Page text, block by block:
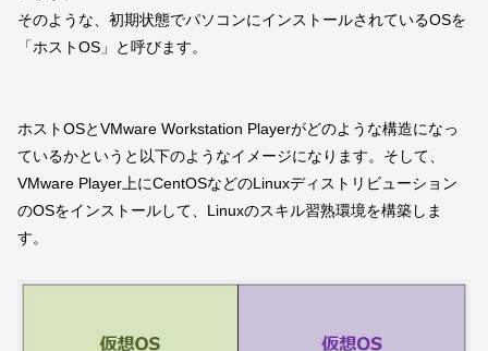
そのような、初期状態でパソコンにインストールされているOSを
「ホストOS」と呼びます。
ホストOSとVMware Workstation Playerがどのような構造になっ
ているかというと以下のようなイメージになります。そして、
VMware Player上にCentOSなどのLinuxディストリビューション
のOSをインストールして、Linuxのスキル習熟環境を構築しま
す。